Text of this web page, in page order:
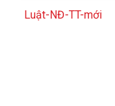
Luật-NĐ-TT-mới